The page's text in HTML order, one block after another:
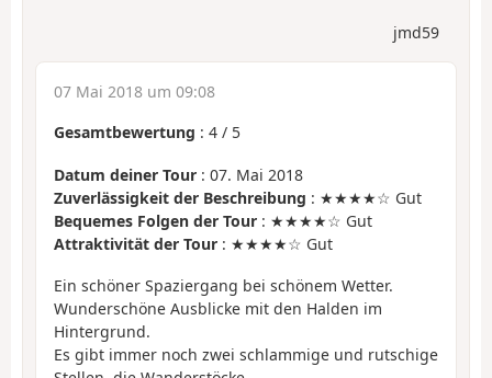
jmd59
07 Mai 2018 um 09:08
Gesamtbewertung : 4 / 5
Datum deiner Tour : 07. Mai 2018
Zuverlässigkeit der Beschreibung : ★★★★☆ Gut
Bequemes Folgen der Tour : ★★★★☆ Gut
Attraktivität der Tour : ★★★★☆ Gut
Ein schöner Spaziergang bei schönem Wetter.
Wunderschöne Ausblicke mit den Halden im
Hintergrund.
Es gibt immer noch zwei schlammige und rutschige